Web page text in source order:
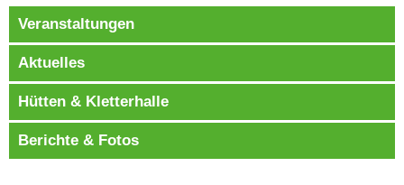
Veranstaltungen
Aktuelles
Hütten & Kletterhalle
Berichte & Fotos